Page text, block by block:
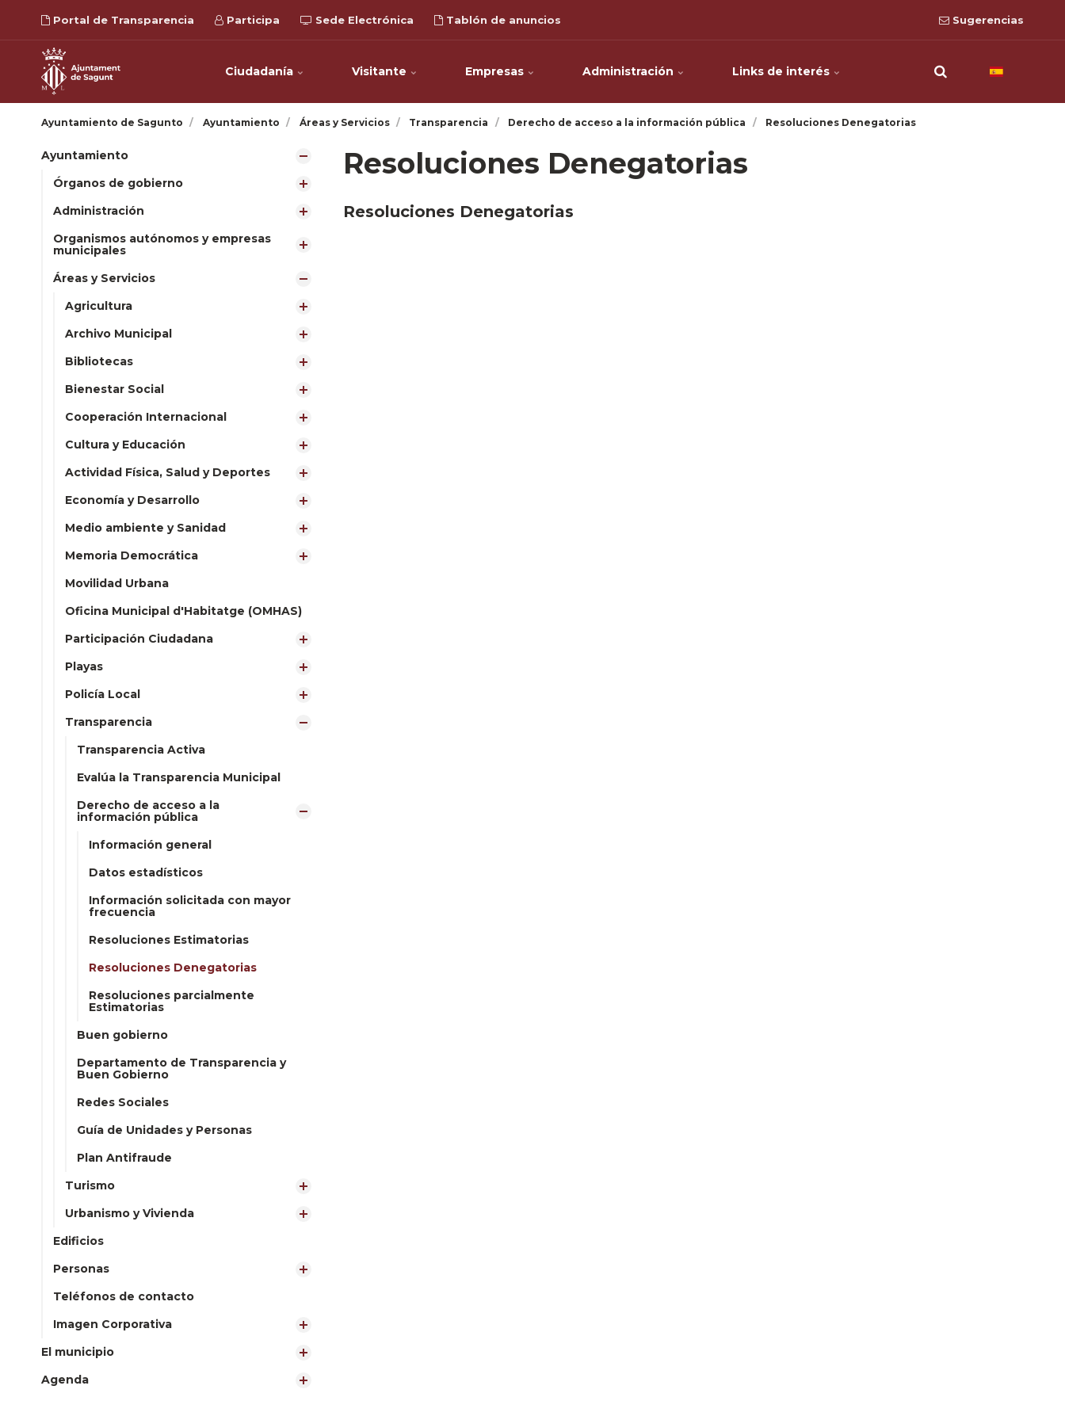
Portal de Transparencia Participa Sede Electrónica Tablón de anuncios Sugerencias
Ciudadanía Visitante Empresas Administración Links de interés
Ayuntamiento de Sagunto Ayuntamiento Áreas y Servicios Transparencia Derecho de acceso a la información pública Resoluciones Denegatorias
Ayuntamiento
Órganos de gobierno
Administración
Organismos autónomos y empresas
municipales
Áreas y Servicios
Agricultura
Archivo Municipal
Bibliotecas
Bienestar Social
Cooperación Internacional
Cultura y Educación
Actividad Física, Salud y Deportes
Economía y Desarrollo
Medio ambiente y Sanidad
Memoria Democrática
Movilidad Urbana
Oficina Municipal d'Habitatge (OMHAS)
Participación Ciudadana
Playas
Policía Local
Transparencia
Transparencia Activa
Evalúa la Transparencia Municipal
Derecho de acceso a la
información pública
Información general
Datos estadísticos
Información solicitada con mayor
frecuencia
Resoluciones Estimatorias
Resoluciones Denegatorias
Resoluciones parcialmente
Estimatorias
Buen gobierno
Departamento de Transparencia y
Buen Gobierno
Redes Sociales
Guía de Unidades y Personas
Plan Antifraude
Turismo
Urbanismo y Vivienda
Edificios
Personas
Teléfonos de contacto
Imagen Corporativa
El municipio
Agenda
Resoluciones Denegatorias
Resoluciones Denegatorias